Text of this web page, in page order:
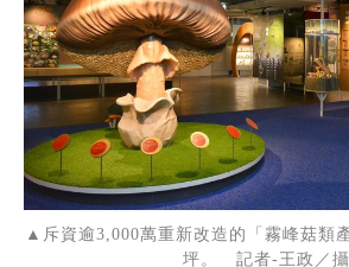
▲斥資逾3,000萬重新改造的「霧峰菇類
坪。 記者-王政／攝